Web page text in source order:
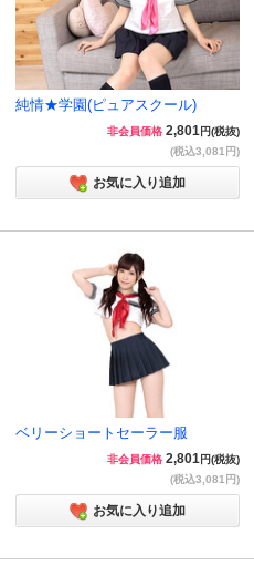
純情★学園(ピュアスクール)
非会員価格 2,801円(税抜)
(税込3,081円)
お気に入り追加
ベリーショートセーラー服
非会員価格 2,801円(税抜)
(税込3,081円)
お気に入り追加